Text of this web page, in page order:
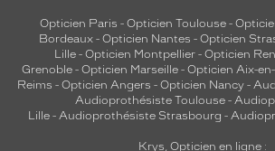
Opticien Paris - Opticien Toulouse-
Bordeaux- Opticien Nantes - Opticien
Lille - Opticien Montpellier - Opticien
Grenoble - Opticien Marseille - Opticien Aix-
Reims - Opticien Angers - Opticien Nancy -
Audioprothésiste Toulouse-
Lille- Audioprothésiste Strasbourg -
Krys, Opticien en ligne :